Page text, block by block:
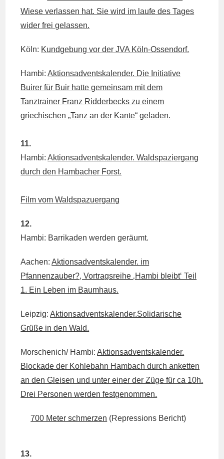
Wiese verlassen hat. Sie wird im laufe des Tages
wider frei gelassen.
Köln: Kundgebung vor der JVA Köln-Ossendorf.
Hambi:Aktionsadventskalender. Die Initiative
Buirer für Buir hatte gemeinsam mit dem
Tanztrainer Franz Ridderbecks zu einem
griechischen „Tanz an der Kante“ geladen.
11.
Hambi:Aktionsadventskalender. Waldspaziergang
durch den Hambacher Forst.
Film vom Waldspazuergang
12.
Hambi: Barrikaden werden geräumt.
Aachen:Aktionsadventskalender. im
Pfannenzauber?, Vortragsreihe ‚Hambi bleibt‘ Teil
1. Ein Leben im Baumhaus.
Leipzig:Aktionsadventskalender.Solidarische
Grüße in den Wald.
Morschenich/ Hambi:Aktionsadventskalender.
Blockade der Kohlebahn Hambach durch anketten
an den Gleisen und unter einer der Züge für ca 10h.
Drei Personen werden festgenommen.
700 Meter schmerzen (Repressions Bericht)
13.